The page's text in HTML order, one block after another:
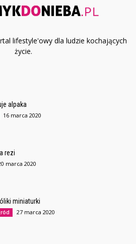
lifestyle'owy dla ludzie kochających
życie.
alpaka
16 marca 2020
rezi
marca 2020
miniaturki
27 marca 2020